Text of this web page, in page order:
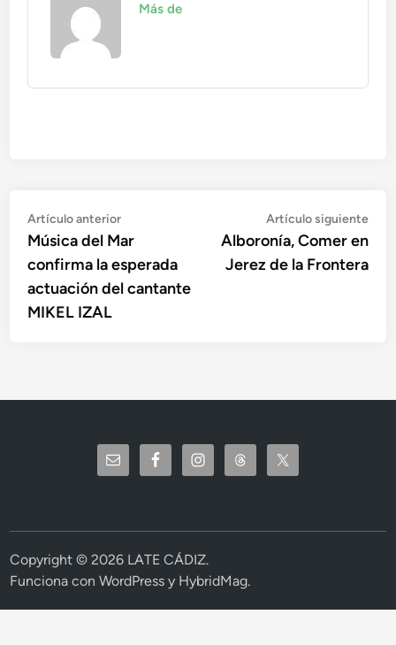
Más de
Navegación
de
entradas
Artículo anteriorArtículo
anterior:
Música del Mar
confirma la esperada
actuación del cantante
MIKEL IZAL
Artículo siguiente
Alboronía, Comer en
Jerez de la Frontera
Copyright © 2026 LATE CÁDIZ.
Funciona conWordPress y HybridMag.